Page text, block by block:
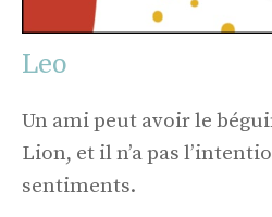
Leo
Un ami peut avoir le
Lion, et il n’a pas
sentiments.